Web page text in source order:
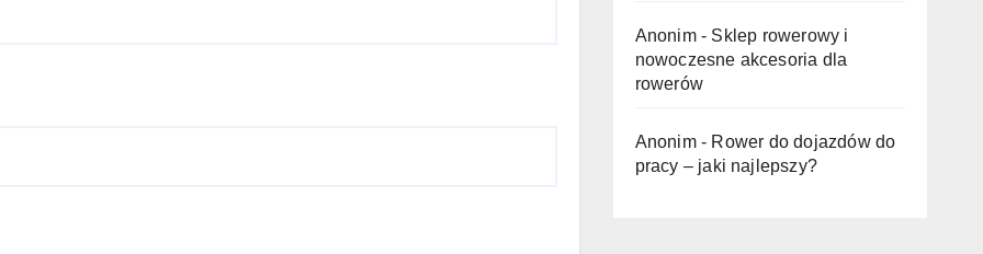
Anonim- Sklep rowerowy i
nowoczesne akcesoria dla
rowerów
Anonim- Rower do dojazdów do
pracy – jaki najlepszy?